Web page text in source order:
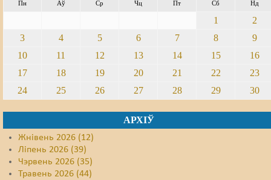
Пн Аў Ср Чц Пт Сб Нд
1
2
3
4 5 6 7 8
9
10
11 12 13 14 15
16
17
18 19 20 21 22
23
24
25 26 27 28 29 30
АРХІЎ
Жнівень 2026 (12)
Ліпень 2026 (39)
Чэрвень 2026 (35)
Травень 2026 (44)